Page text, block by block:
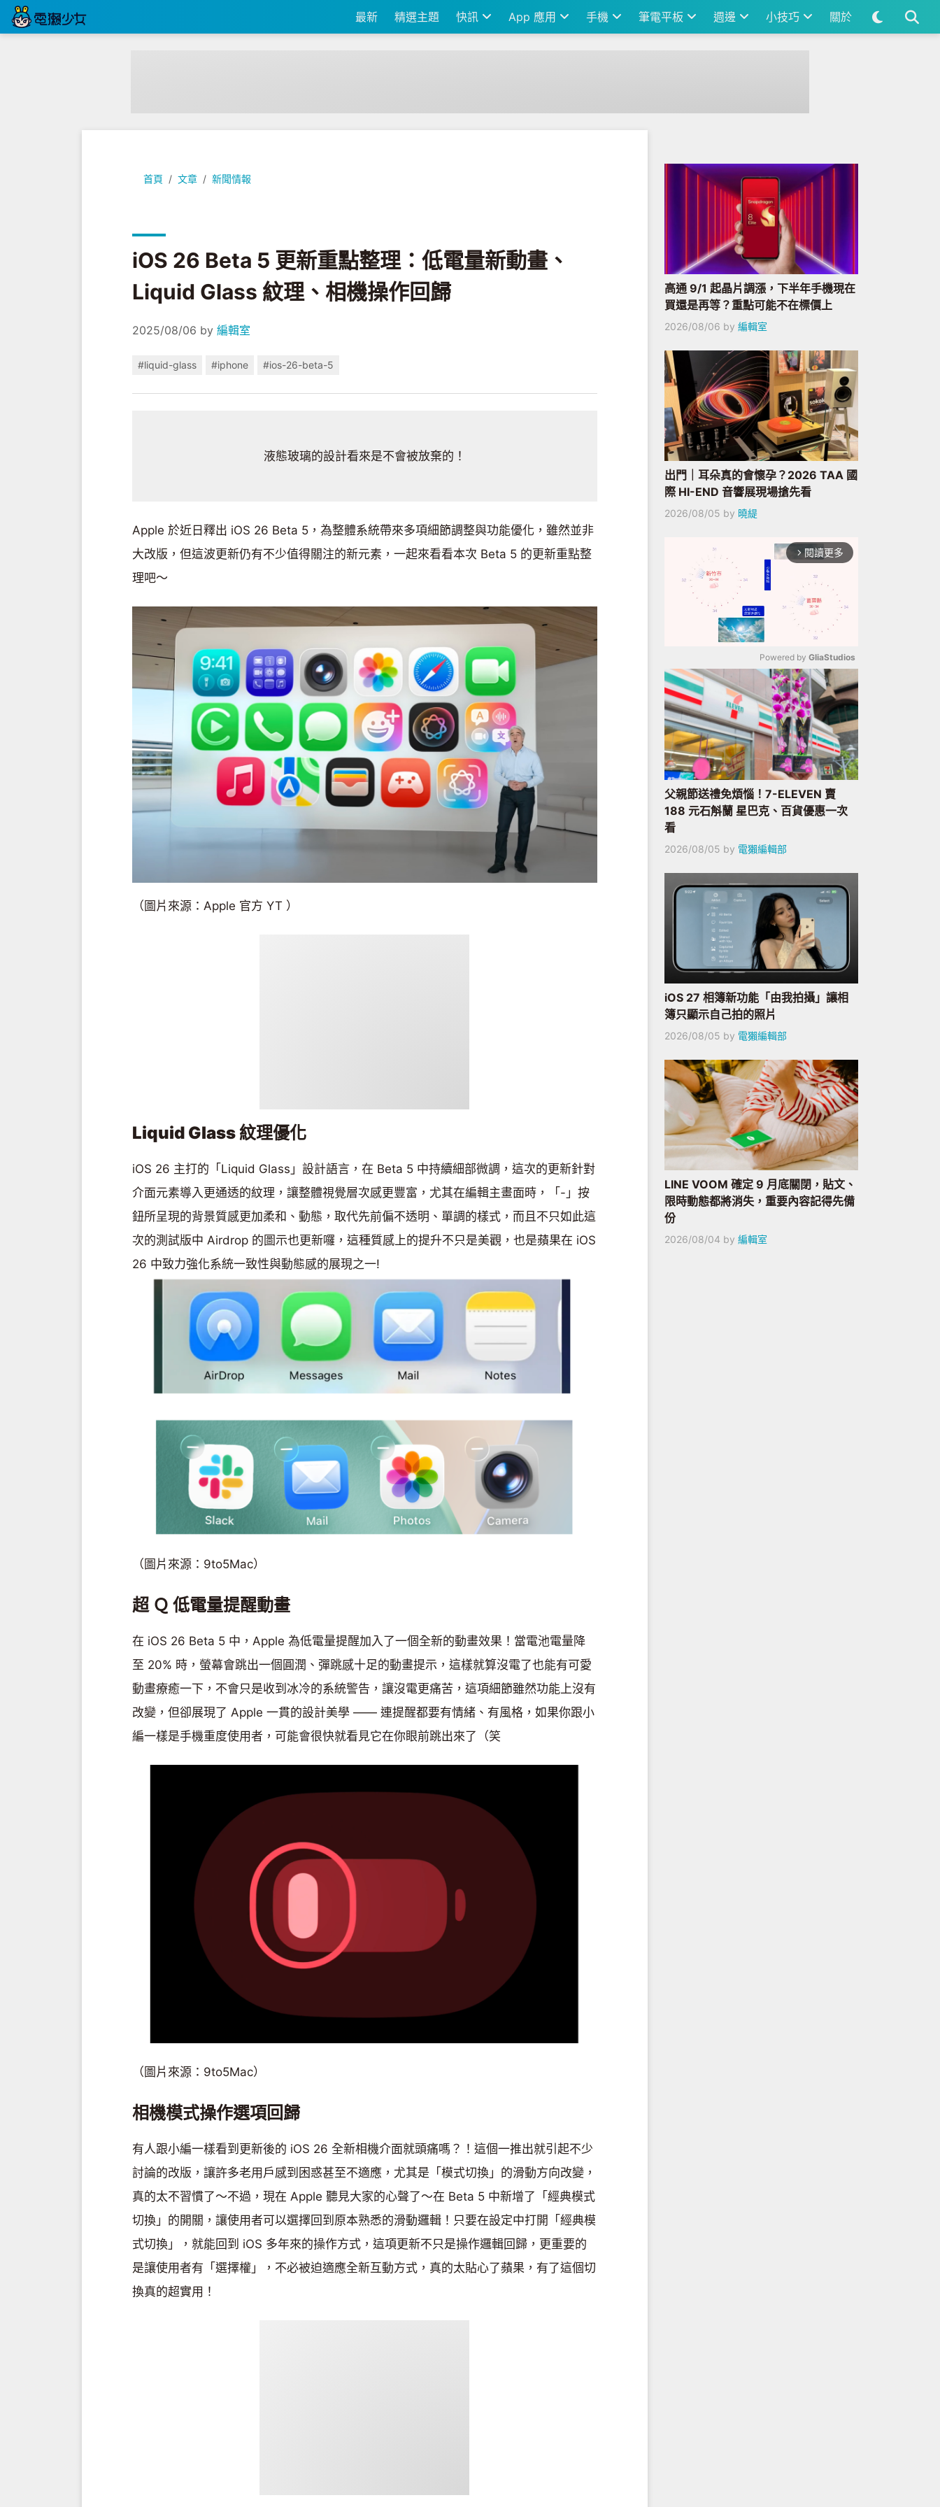
最新 精選主題 快訊 App 應用 手機 筆電平板 週邊 小技巧 關於
首頁 文章 新聞情報
iOS 26 Beta 5 更新重點整理：低電量新動畫、Liquid Glass 紋理、相機操作回歸
iOS 26 Beta 5 更新重點整理：低電量新動畫、
Liquid Glass 紋理、相機操作回歸
2025/08/06 by 編輯室
#liquid-glass #iphone #ios-26-beta-5
液態玻璃的設計看來是不會被放棄的！
Apple 於近日釋出 iOS 26 Beta 5，為整體系統帶來多項細節調整與功能優化，雖然並非
大改版，但這波更新仍有不少值得關注的新元素，一起來看看本次 Beta 5 的更新重點整
理吧～
（圖片來源：Apple 官方 YT ）
Liquid Glass 紋理優化
iOS 26 主打的「Liquid Glass」設計語言，在 Beta 5 中持續細部微調，這次的更新針對
介面元素導入更通透的紋理，讓整體視覺層次感更豐富，尤其在編輯主畫面時，「-」按
鈕所呈現的背景質感更加柔和、動態，取代先前偏不透明、單調的樣式，而且不只如此這
次的測試版中 Airdrop 的圖示也更新囉，這種質感上的提升不只是美觀，也是蘋果在 iOS
26 中致力強化系統一致性與動態感的展現之一!
（圖片來源：9to5Mac）
超 Ｑ 低電量提醒動畫
在 iOS 26 Beta 5 中，Apple 為低電量提醒加入了一個全新的動畫效果！當電池電量降
至 20% 時，螢幕會跳出一個圓潤、彈跳感十足的動畫提示，這樣就算沒電了也能有可愛
動畫療癒一下，不會只是收到冰冷的系統警告，讓沒電更痛苦，這項細節雖然功能上沒有
改變，但卻展現了 Apple 一貫的設計美學 —— 連提醒都要有情緒、有風格，如果你跟小
編一樣是手機重度使用者，可能會很快就看見它在你眼前跳出來了（笑
（圖片來源：9to5Mac）
相機模式操作選項回歸
有人跟小編一樣看到更新後的 iOS 26 全新相機介面就頭痛嗎？！這個一推出就引起不少
討論的改版，讓許多老用戶感到困惑甚至不適應，尤其是「模式切換」的滑動方向改變，
真的太不習慣了～不過，現在 Apple 聽見大家的心聲了～在 Beta 5 中新增了「經典模式
切換」的開關，讓使用者可以選擇回到原本熟悉的滑動邏輯！只要在設定中打開「經典模
式切換」，就能回到 iOS 多年來的操作方式，這項更新不只是操作邏輯回歸，更重要的
是讓使用者有「選擇權」，不必被迫適應全新互動方式，真的太貼心了蘋果，有了這個切
換真的超實用！
高通 9/1 起晶片調漲，下半年手機現在
買還是再等？重點可能不在標價上
2026/08/06 by 編輯室
出門｜耳朵真的會懷孕？2026 TAA 國
際 HI-END 音響展現場搶先看
2026/08/05 by 曉緹
arrow_forward_ios 閱讀更多
Mute
Powered by GliaStudios
父親節送禮免煩惱！7-ELEVEN 賣
188 元石斛蘭 星巴克、百貨優惠一次
看
2026/08/05 by 電獺編輯部
iOS 27 相簿新功能「由我拍攝」讓相
簿只顯示自己拍的照片
2026/08/05 by 電獺編輯部
LINE VOOM 確定 9 月底關閉，貼文、
限時動態都將消失，重要內容記得先備
份
2026/08/04 by 編輯室